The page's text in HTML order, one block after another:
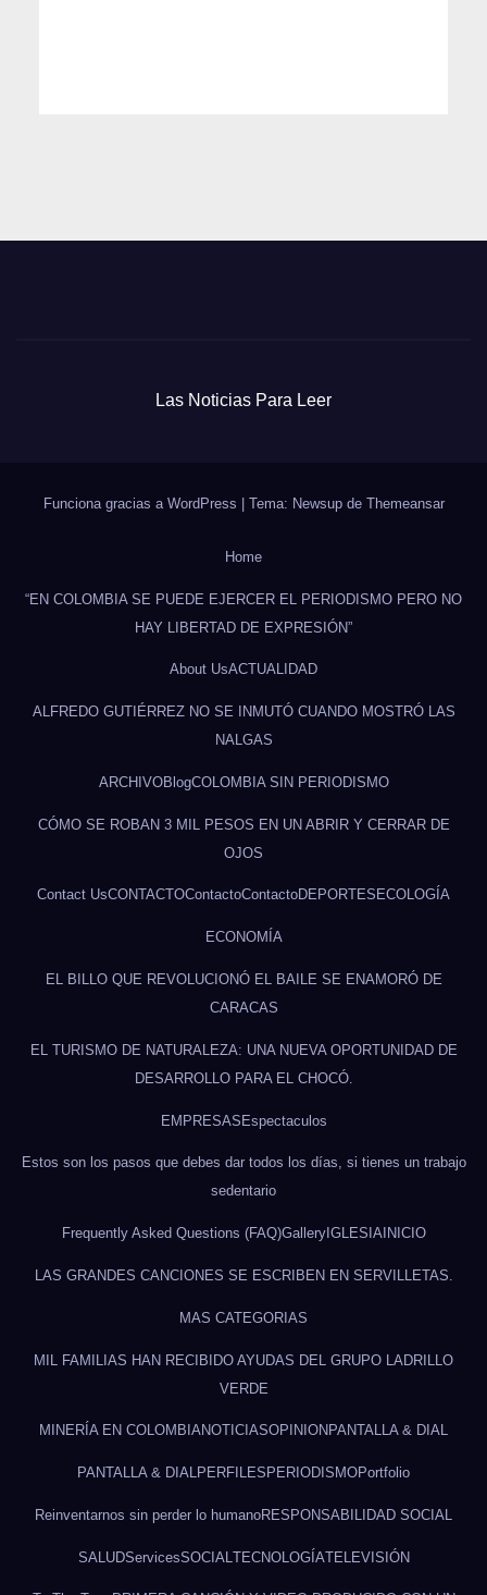
Las Noticias Para Leer
Funciona gracias a WordPress Tema: Newsup de Themeansar
Home
“EN COLOMBIA SE PUEDE EJERCER EL PERIODISMO PERO NO
HAY LIBERTAD DE EXPRESIÓN”
About UsACTUALIDAD
ALFREDO GUTIÉRREZ NO SE INMUTÓ CUANDO MOSTRÓ LAS
NALGAS
ARCHIVOBlogCOLOMBIA SIN PERIODISMO
CÓMO SE ROBAN 3 MIL PESOS EN UN ABRIR Y CERRAR DE
OJOS
Contact UsCONTACTOContactoContactoDEPORTES ECOLOGÍA
ECONOMÍA
EL BILLO QUE REVOLUCIONÓ EL BAILE SE ENAMORÓ DE
CARACAS
EL TURISMO DE NATURALEZA: UNA NUEVA OPORTUNIDAD DE
DESARROLLO PARA EL CHOCÓ.
EMPRESASEspectaculos
Estos son los pasos que debes dar todos los días, si tienes un trabajo
sedentario
Frequently Asked Questions (FAQ)GalleryIGLESIAINICIO
LAS GRANDES CANCIONES SE ESCRIBEN EN SERVILLETAS.
MAS CATEGORIAS
MIL FAMILIAS HAN RECIBIDO AYUDAS DEL GRUPO LADRILLO
VERDE
MINERÍA EN COLOMBIANOTICIASOPINION PANTALLA & DIAL
PANTALLA & DIALPERFILES PERIODISMOPortfolio
Reinventarnos sin perder lo humanoRESPONSABILIDAD SOCIAL
SALUDServicesSOCIAL TECNOLOGÍATELEVISIÓN